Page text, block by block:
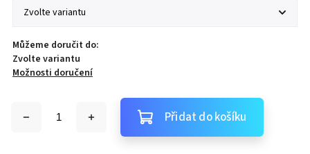
Můžeme doručit do:
Zvolte variantu
Možnosti doručení
Přidat do košíku